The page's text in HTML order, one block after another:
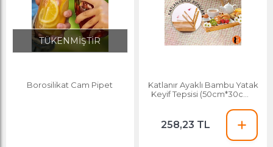
TÜKENMİŞTİR
Borosilikat Cam Pipet
Katlanır Ayaklı Bambu Yatak
Keyif Tepsisi (50cm*30cm),
258,23 TL